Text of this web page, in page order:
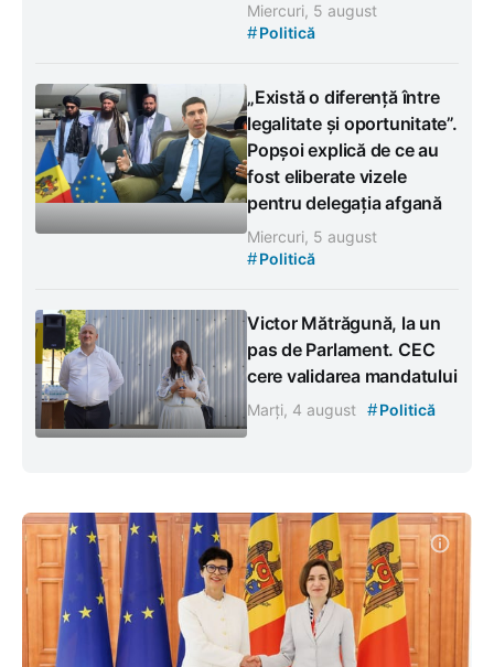
Miercuri, 5 august
#Politică
„Există o diferență între
legalitate și oportunitate”.
Popșoi explică de ce au
fost eliberate vizele
pentru delegația afgană
Miercuri, 5 august
#Politică
Victor Mătrăgună, la un
pas de Parlament. CEC
cere validarea mandatului
Marți, 4 august #Politică